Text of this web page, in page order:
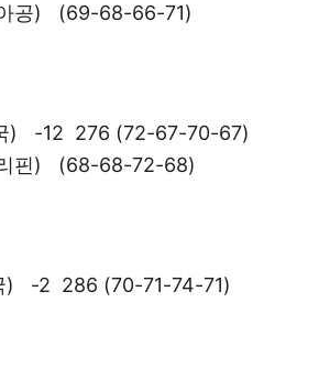
공) (69-68-66-71)
) -12 276 (72-67-70-67)
핀) (68-68-72-68)
) -2 286 (70-71-74-71)